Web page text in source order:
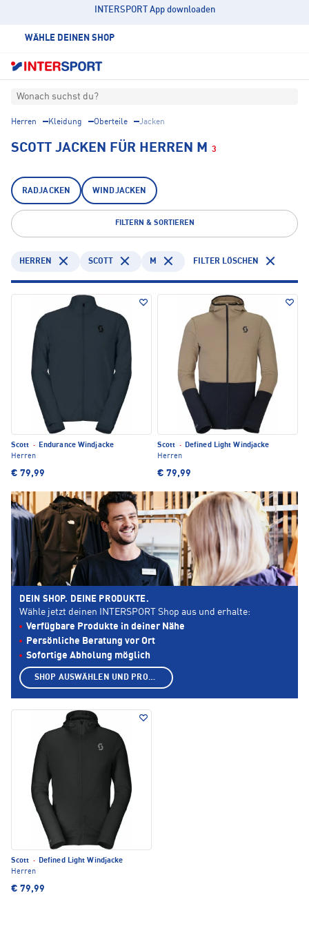
INTERSPORT App downloaden
WÄHLE DEINEN SHOP
Wonach suchst du?
Herren Kleidung Oberteile Jacken
SCOTT JACKEN FÜR HERREN M 3
RADJACKEN WINDJACKEN
FILTERN & SORTIEREN
HERREN SCOTT M FILTER LÖSCHEN
Scott ·
Endurance Windjacke
Herren
€ 79,99
Scott ·
Defined Light Windjacke
Herren
€ 79,99
Scott · Defined Light Windjacke
Herren
€ 79,99
DEIN SHOP. DEINE PRODUKTE.
Wähle jetzt deinen INTERSPORT Shop aus und erhalte:
Verfügbare Produkte in deiner Nähe
Persönliche Beratung vor Ort
Sofortige Abholung möglich
SHOP AUSWÄHLEN UND PRODUKTE ANZEIGEN